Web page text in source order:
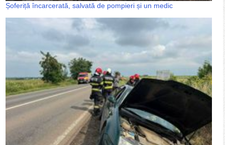
Șoferiță încarcerată, salvată de pompieri și un medic